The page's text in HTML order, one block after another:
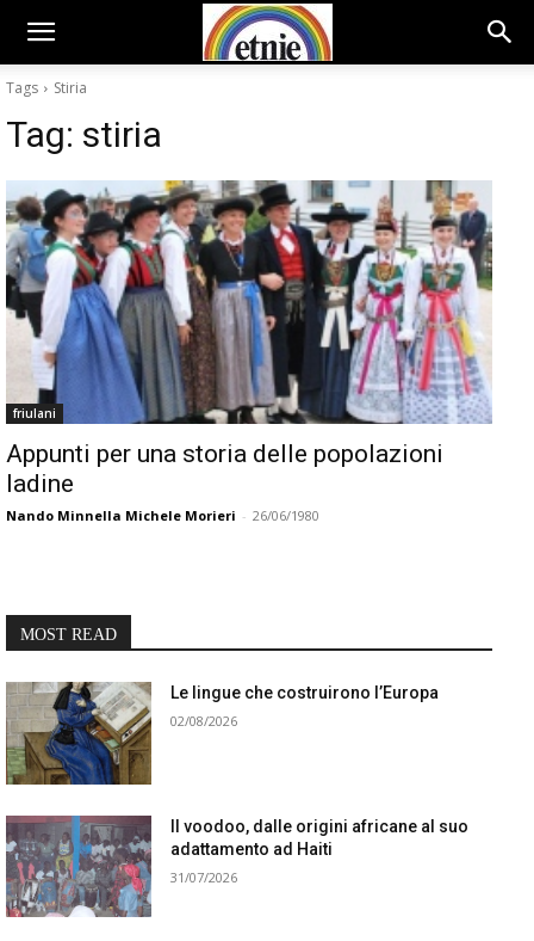
Tags Stiria
Tag: stiria
friulani
Appunti per una storia delle popolazioni
ladine
Nando Minnella Michele Morieri - 26/06/1980
MOST READ
Le lingue che costruirono l’Europa
02/08/2026
Il voodoo, dalle origini africane al suo
adattamento ad Haiti
31/07/2026